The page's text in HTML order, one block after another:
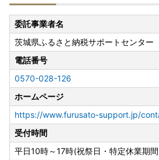
【ワンストップ特例申請書ダウンロ
https://www.soumu.go.jp/
上記URLに、添付書類についてご紹
認ください。
(外部サイトへの遷移します。個人情
トの方針に従います。)
◆送付先
〒310-8555
茨城県水戸市笠原町 978番6
茨城県税務課税制グループ ふるさと
委託事業者名
茨城県ふるさと納税サポートセンター
電話番号
0570-028-126
ホームページ
https://www.furusato-support.jp/
受付時間
平日10時～17時(祝祭日・特定休業期